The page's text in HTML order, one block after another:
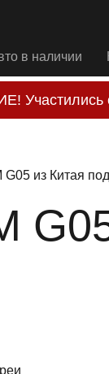
в наличии
Участились
G05 из Китая